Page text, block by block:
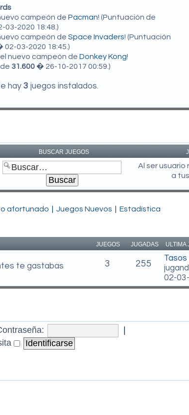
campeón de Pacman! (Puntuación de
03-2020 18:48.)
campeón de Space Invaders! (Puntuación
02-03-2020 18:45.)
nuevo campeón de Donkey Kong!
31.600 � 26-10-2017 00:59.)
hay 3 juegos instalados.
BUSCAR JUEGOS
Al ser
a
afortunado Juegos Nuevos Estadística
JUEGOS JUGADAS ULTIMA
te gastabas
3 255
Tasos
02-
|